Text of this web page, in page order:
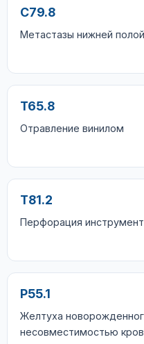
C79.8
Метастазы нижней
T65.8
Отравление винилом
T81.2
Перфорация
P55.1
Желтуха
несовместимостью